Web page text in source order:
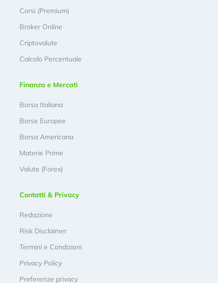
Corsi (Premium)
Broker Online
Criptovalute
Calcolo Percentuale
Finanza e Mercati
Borsa Italiana
Borse Europee
Borsa Americana
Materie Prime
Valute (Forex)
Contatti & Privacy
Redazione
Risk Disclaimer
Termini e Condizioni
Privacy Policy
Preferenze privacy